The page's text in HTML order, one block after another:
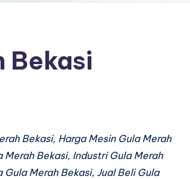
Bekasi
Bekasi, Harga Mesin Gula Merah
Bekasi, Industri Gula Merah
Merah Bekasi, Jual Beli Gula